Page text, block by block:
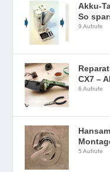
Akku-
So
9 Aufrufe
CX7 –
6 Aufrufe
5 Aufrufe